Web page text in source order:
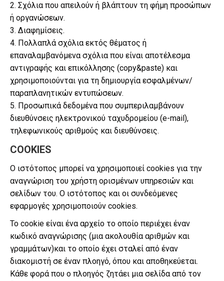
2. Σχόλια που απειλούν ή βλάπτουν τη φήμη προσώπων
ή οργανώσεων.
3. Διαφημίσεις.
4. Πολλαπλά σχόλια εκτός θέματος ή
επαναλαμβανόμενα σχόλια που είναι αποτέλεσμα
αντιγραφής και επικόλλησης (copy&paste) και
χρησιμοποιούνται για τη δημιουργία εσφαλμένων/
παραπλανητικών εντυπώσεων.
5. Προσωπικά δεδομένα που συμπεριλαμβάνουν
διευθύνσεις ηλεκτρονικού ταχυδρομείου (e-mail),
τηλεφωνικούς αριθμούς και διευθύνσεις.
COOKIES
Ο ιστότοπος μπορεί να χρησιμοποιεί cookies για την
αναγνώριση του χρήστη ορισμένων υπηρεσιών και
σελίδων του. Ο ιστότοπος και οι συνδεόμενες
εφαρμογές χρησιμοποιούν cookies.
Το cookie είναι ένα αρχείο το οποίο περιέχει έναν
κωδικό αναγνώρισης (μια ακολουθία αριθμών και
γραμμάτων)και το οποίο έχει σταλεί από έναν
διακομιστή σε έναν πλοηγό, όπου και αποθηκεύεται.
Κάθε φορά που ο πλοηγός ζητάει μια σελίδα από τον